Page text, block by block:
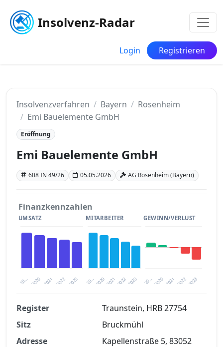
Insolvenz-Radar
Login Registrieren
Insolvenzverfahren Bayern
Rosenheim
Emi Bauelemente GmbH
Eröffnung
Emi Bauelemente GmbH
608 IN 49/26 05.05.2026 AG Rosenheim (Bayern)
Finanzkennzahlen
UMSATZ
20… 2021 2023
2020 2022
MITARBEITER
20… 2021 2023
2020 2022
GEWINN/VERLUST
20… 2021 2023
2020 2022
Finanzkennzahlen nach kostenloser
Registrierung verfügbar
Register
Traunstein, HRB 27754
Sitz
Bruckmühl
Adresse
Kapellenstraße 5, 83052